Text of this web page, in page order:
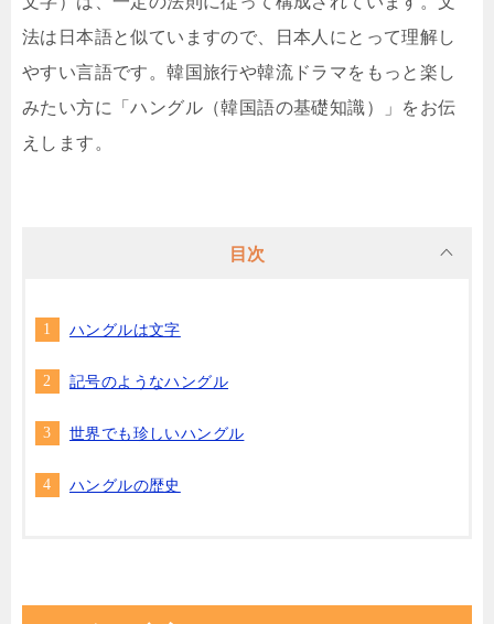
法は日本語と似ていますので、日本人にとって理解し
やすい言語です。韓国旅行や韓流ドラマをもっと楽し
みたい方に「ハングル（韓国語の基礎知識）」をお伝
えします。
目次
ハングルは文字
記号のようなハングル
世界でも珍しいハングル
ハングルの歴史